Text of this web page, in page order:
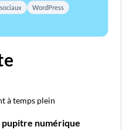
WordPress
à temps plein
pupitre numérique